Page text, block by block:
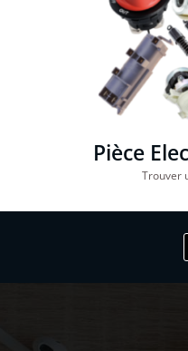
Pièce
Trouver